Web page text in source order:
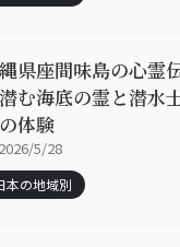
県座間味島の心霊
む海底の霊と潜水
体験
2026/5/28
本の地域別